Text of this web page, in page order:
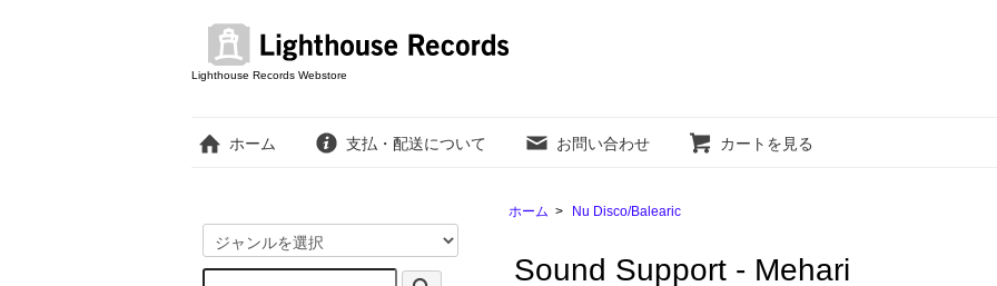
Lighthouse Records Webstore
ホーム 支払・配送について お問い合わせ カートを見る
ホーム > Nu Disco/Balearic
Sound Support - Mehari